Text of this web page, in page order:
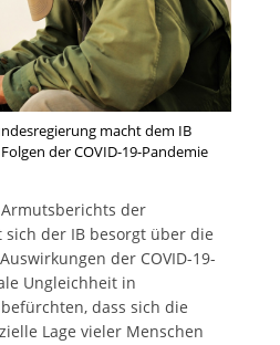
macht dem IB
der COVID-19-Pandemie
der
der IB besorgt über die
der COVID-19-
Ungleichheit in
dass sich die
Lage vieler Menschen